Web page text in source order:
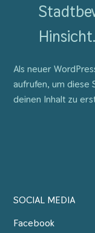
Hinsicht.
Als neuer
aufrufen, um diese
deinen Inhalt zu
SOCIAL MEDIA
Facebook